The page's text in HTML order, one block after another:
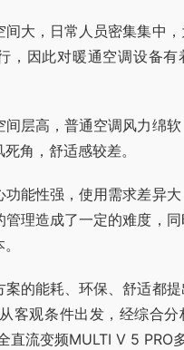
间大，日常人员密集集中
，因此对暖通空调设备有
间层高，普通空调风力绵
角，舒适感较差。
能性强，使用需求差异
理造成了一定的难度，
的能耗、环保、舒适都
客观条件出发，经综合分
直流变频MULTI V 5 PRO